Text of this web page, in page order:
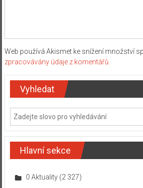
Web používá Akismet ke snížení množství
zpracovávány údaje z komentářů.
Vyhledat
Hlavní sekce
0 Aktuality(2 327)